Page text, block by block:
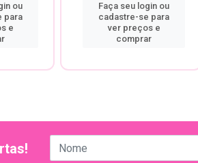
ou
para
e
Faça seu login ou
cadastre-se para
ver preços e
comprar